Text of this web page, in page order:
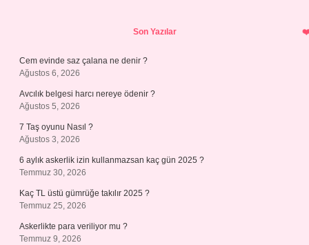
Son Yazılar
Cem evinde saz çalana ne denir ?
Ağustos 6, 2026
Avcılık belgesi harcı nereye ödenir ?
Ağustos 5, 2026
7 Taş oyunu Nasıl ?
Ağustos 3, 2026
6 aylık askerlik izin kullanmazsan kaç gün 2025 ?
Temmuz 30, 2026
Kaç TL üstü gümrüğe takılır 2025 ?
Temmuz 25, 2026
Askerlikte para veriliyor mu ?
Temmuz 9, 2026